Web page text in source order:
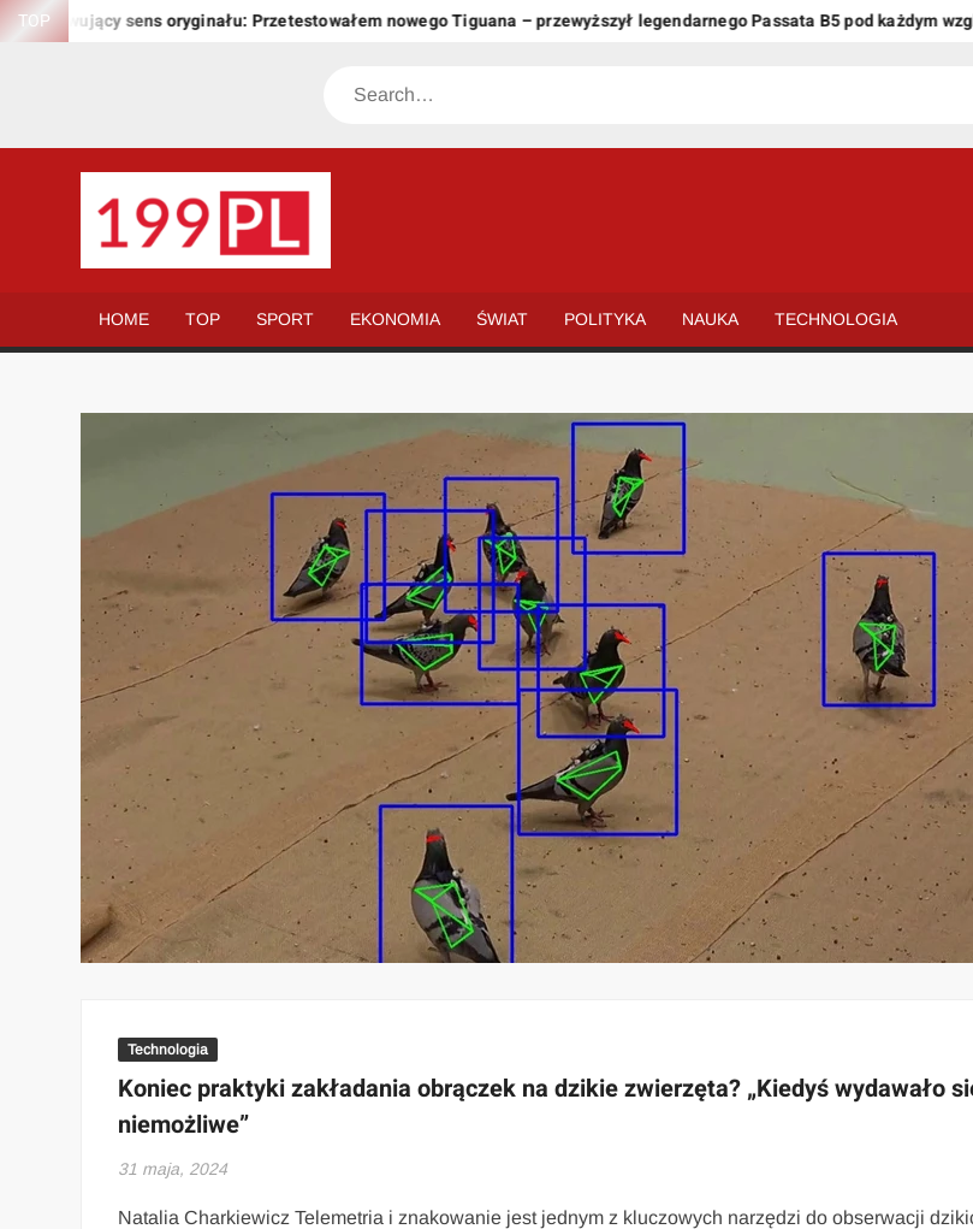
Skip
TOP sens oryginału: Przetestowałem nowego Tiguana – przewyższył legendarnego Passata B5 pod każdym względem
Search
świat
HOME TOP SPORT EKONOMIA ŚWIAT POLITYKA NAUKA TECHNOLOGIA
Technologia
Koniec praktyki zakładania obrączek na dzikie zwierzęta? „Kiedyś wydawało
niemożliwe”
31 maja, 2024
Natalia Charkiewicz Telemetria i znakowanie jest jednym z kluczowych narzędzi do obserwacji